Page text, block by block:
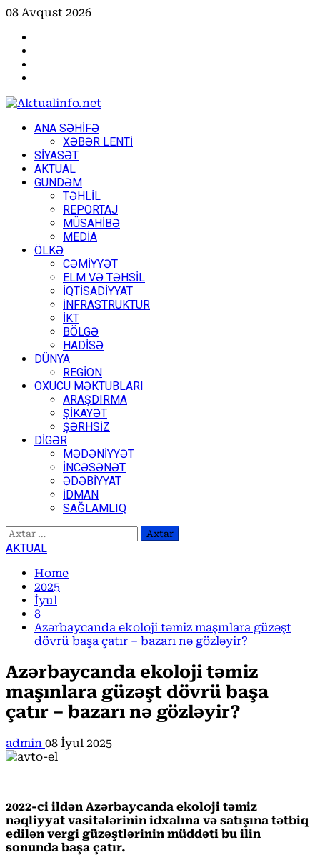
Skip
content
08 Avqust 2026
PrimaryANA SƏHİFƏ
XƏBƏR LENTİ
SİYASƏT
AKTUAL
GÜNDƏM
TƏHLİL
REPORTAJ
MÜSAHİBƏ
MEDİA
ÖLKƏ
CƏMİYYƏT
ELM VƏ TƏHSİL
İQTİSADİYYAT
İNFRASTRUKTUR
İKT
BÖLGƏ
HADİSƏ
DÜNYA
REGİON
OXUCU MƏKTUBLARI
ARAŞDIRMA
ŞİKAYƏT
ŞƏRHSİZ
DİGƏR
MƏDƏNİYYƏT
İNCƏSƏNƏT
ƏDƏBİYYAT
İDMAN
SAĞLAMLIQ
Axtarış:
AKTUAL
Home
2025
İyul
8
Azərbaycanda ekoloji təmiz maşınlara güzəşt
dövrü başa çatır – bazarı nə gözləyir?
Azərbaycanda ekoloji təmiz
maşınlara güzəşt dövrü başa
çatır – bazarı nə gözləyir?
admin 08 İyul 2025
2022-ci ildən Azərbaycanda ekoloji təmiz
nəqliyyat vasitələrinin idxalına və satışına tətbiq
edilən vergi güzəştlərinin müddəti bu ilin
sonunda başa çatır.